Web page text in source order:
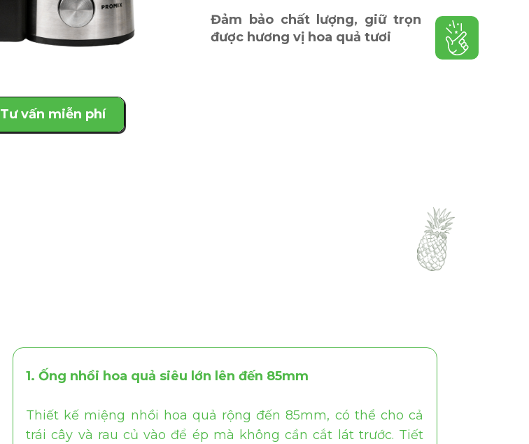
Tư vấn miễn phí
Đảm bảo chất lượng, giữ trọn
được hương vị hoa quả tươi
1. Ống nhồi hoa quả siêu lớn lên đến 85mm
Thiết kế miệng nhồi hoa quả rộng đến 85mm, có thể cho cả
trái cây và rau củ vào để ép mà không cần cắt lát trước. Tiết